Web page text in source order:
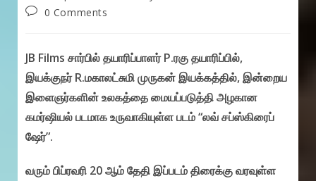
author:
published:
Post0 Comments
JB Films சார்பில் தயாரிப்பாளர் P.ரகு தயாரிப்பில்,
இயக்குநர் R.மகாலட்சுமி முருகன் இயக்கத்தில், இன்றைய
இளைஞர்களின் உலகத்தை மையப்படுத்தி அழகான
கமர்ஷியல் படமாக உருவாகியுள்ள படம் “லவ் சப்ஸ்கிரைப்
ஷேர்”.
வரும் பிப்ரவரி 20 ஆம் தேதி இப்படம் திரைக்கு வரவுள்ள